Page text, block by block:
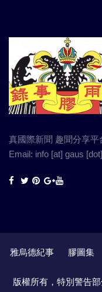
真國際新聞 趣聞分享平
Email: info [at] gaus
雅烏德紀事 膠圖集
版權所有，特別警告